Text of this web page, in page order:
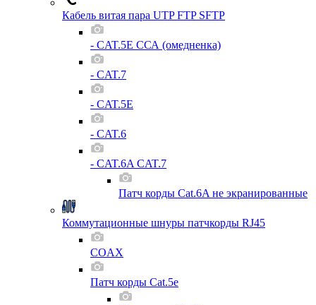
Кабель витая пара UTP FTP SFTP
- CAT.5E ССА (омедненка)
- CAT.7
- CAT.5E
- CAT.6
- CAT.6A CAT.7
Патч корды Cat.6A не экранированные
Коммутационные шнуры патчкорды RJ45
COAX
Патч корды Cat.5e